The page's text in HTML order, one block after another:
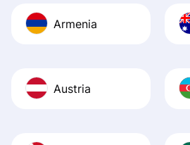
Armenia
Austria